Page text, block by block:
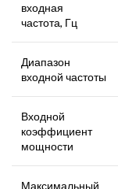
входная
частота, Гц
Диапазон
входной частоты
Входной
коэффициент
мощности
Максимальный